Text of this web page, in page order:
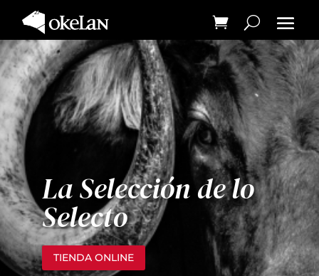
La Selección de lo
Selecto
TIENDA ONLINE